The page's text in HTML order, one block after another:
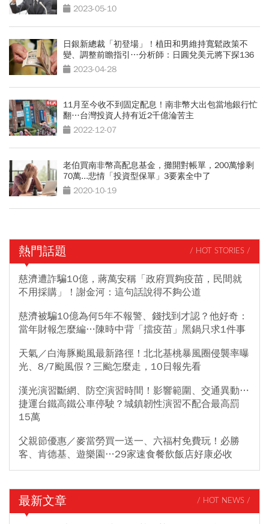
2023-05-10
日銀新總裁「初登場」！植田和男維持寬鬆政策不
變、調整前瞻指引…分析師：日圓兌美元將下探136
2023-04-28
11月至今收不到固定配息！南非幣大出包當地銀行忙
翻…台灣投資人持有近2千億淪苦主
2022-12-07
老伯買南非幣高配息基金，攤開對帳單，200萬慘剩
70萬...悲情「投資型保單」3要素全中了
2020-10-19
熱門話題 / HOT STORIES /
慈濟遭詐騙10億，蔣萬安稱「政府買夠疫苗，民間就
不用採購」！謝金河：這句話說得不夠公道
慈濟被騙10億為何5年不報警、錢找到才認？他好奇：
當年財報怎麼編…陳時中背「擋疫苗」黑鍋只求1件事
天氣／白海豚颱風最新路徑！北北基桃暴風圈侵襲率曝
光、8/7颱風假？三颱怎麼走，10日報先看
漢光演習斷網、防空演習時間！影響範圍、交通異動…
捷運台鐵高鐵公車停駛？城鎮韌性演習不配合最高罰
15萬
父親節優惠／麥當勞買一送一、六福村免費玩！必勝
客、肯德基、遊樂園…29家速食餐飲飯店好康必收
最新文章 / HOT NEWS /